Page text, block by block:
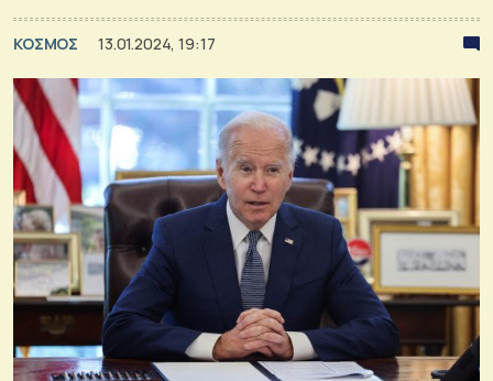
ΚΟΣΜΟΣ 13.01.2024, 19:17